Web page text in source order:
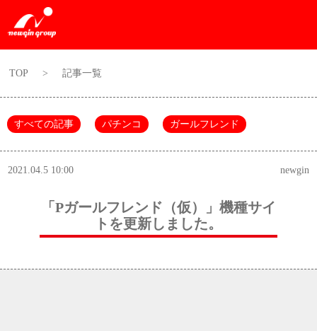
TOP > 記事一覧
すべての記事 パチンコ ガールフレンド
2021.04.5 10:00 newgin
「Pガールフレンド（仮）」機種サイ
トを更新しました。